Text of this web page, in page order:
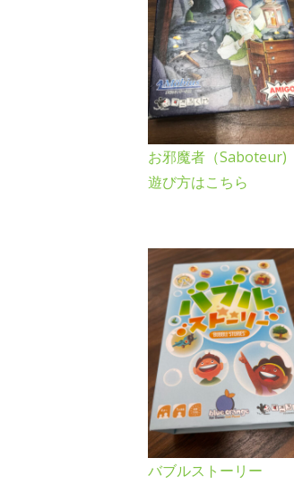
お邪魔者（Saboteur)
遊び方はこちら
バブルストーリー